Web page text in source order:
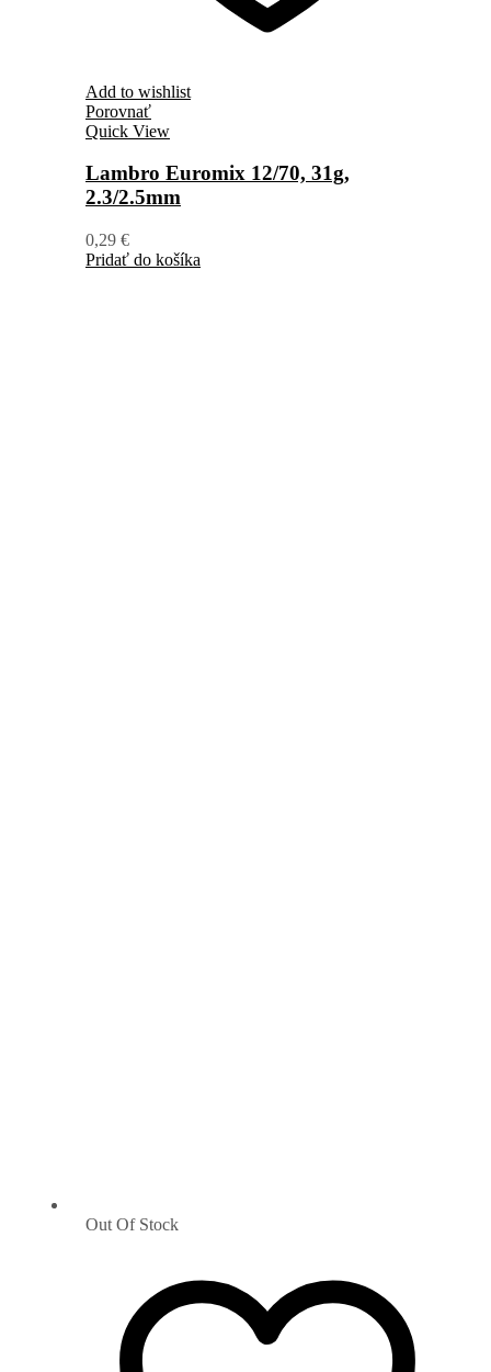
Add to wishlist
Porovnať
Quick View
Lambro Euromix 12/70, 31g,
2.3/2.5mm
0,29 €
Pridať do košíka
Out Of Stock